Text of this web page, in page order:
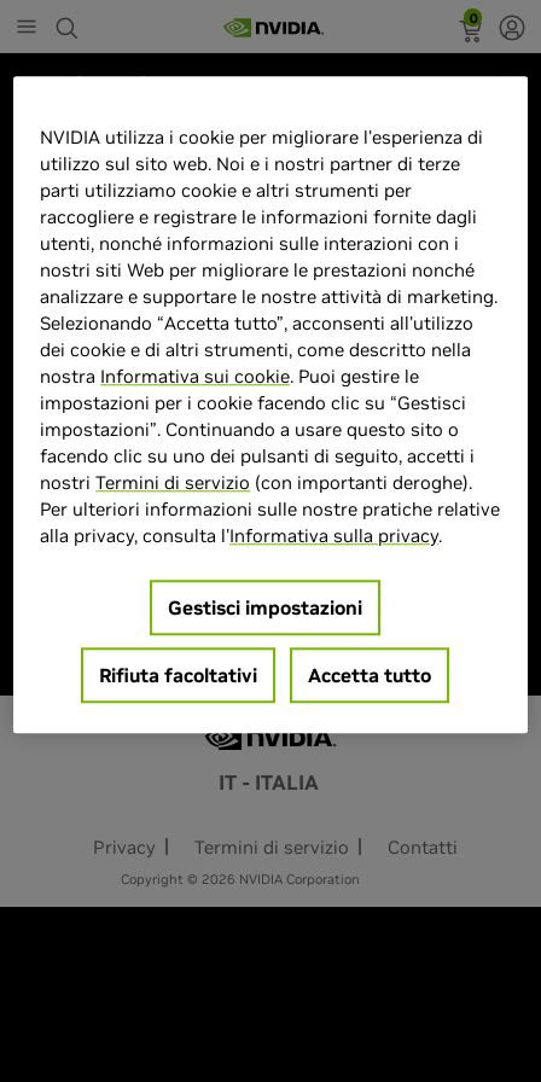
0
Marketplace
Scheda video MSI GTX 1650 D6
VENTUS XS OCV1
> GPU : GeForce GTX 1650
> MPN : 4719072744526
Prodotto esaurito
Similar Products
Failed to load similar products. Please try again
IT - ITALIA
Privacy Termini di servizio Contatti
Copyright © 2026 NVIDIA Corporation
NVIDIA utilizza i cookie per migliorare l'esperienza di
utilizzo sul sito web. Noi e i nostri partner di terze
parti utilizziamo cookie e altri strumenti per
raccogliere e registrare le informazioni fornite dagli
utenti, nonché informazioni sulle interazioni con i
nostri siti Web per migliorare le prestazioni nonché
analizzare e supportare le nostre attività di marketing.
Selezionando “Accetta tutto”, acconsenti all'utilizzo
dei cookie e di altri strumenti, come descritto nella
nostra Informativa sui cookie. Puoi gestire le
impostazioni per i cookie facendo clic su “Gestisci
impostazioni”. Continuando a usare questo sito o
facendo clic su uno dei pulsanti di seguito, accetti i
nostriTermini di servizio (con importanti deroghe).
Per ulteriori informazioni sulle nostre pratiche relative
alla privacy, consulta l'Informativa sulla privacy.
Gestisci impostazioni
Rifiuta facoltativi Accetta tutto